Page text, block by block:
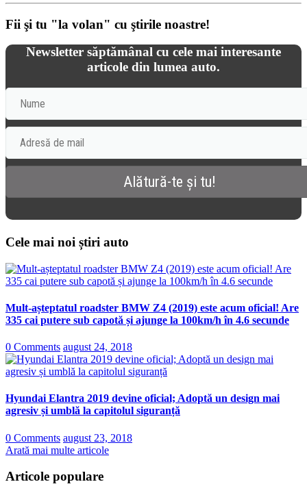
Fii şi tu "la volan" cu ştirile noastre!
Newsletter săptămânal cu cele mai interesante
articole din lumea auto.
Cele mai noi știri auto
Mult-așteptatul roadster BMW Z4 (2019) este acum oficial! Are
335 cai putere sub capotă și ajunge la 100km/h în 4.6 secunde
0 Comments august 24, 2018
Hyundai Elantra 2019 devine oficial; Adoptă un design mai
agresiv și umblă la capitolul siguranță
0 Comments august 23, 2018
Arată mai multe articole
Articole populare